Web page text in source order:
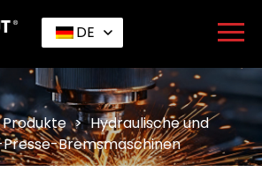
DE
Produkte > Hydraulische und
Bremsmaschinen